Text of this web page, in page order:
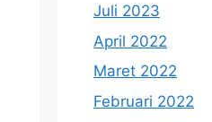
Juli 2023
April 2022
Maret 2022
Februari 2022